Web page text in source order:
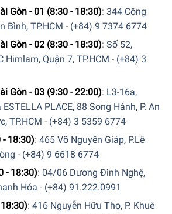
Bosch BHN20L hoạt động với hiệu suất
mạnh mẽ
dụng
Bosch BHN20L sử dụngpin
dung lượng lên tới2150 mAh , cho
hiệu quả trong thời gian
Ion là loại pin tương đối thân thiện với
thời gian sạc ngắn (chỉ khoảng 4-5
Gòn - 01 (8:30 - 18:30): 344 Cộng
Bình, TP.HCM - (+84) 9 7374 6774
Gòn - 02 (8:30 - 18:30): Số 52,
Himlam, Quận 7, TP.HCM - (+84) 3
Gòn - 03 (9:30 - 22:00): L3-16a,
PLACE, 88 Song Hành, P. An
TP.HCM - (+84) 3 5359 6774
- 18:30): 465 Võ Nguyên Giáp, P.Lê
- (+84) 9 6618 6774
- 18:30): 04/06 Dương Đình Nghệ,
Hóa - (+84) 91.222.0991
: 416 Nguyễn Hữu Thọ, P. Khuê